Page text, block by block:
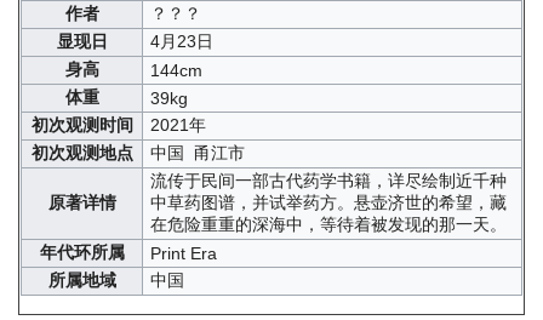
作者
？？？
显现日
4月23日
身高
144cm
体重
39kg
初次观测时间
2021年
初次观测地点
中国 甬江市
原著详情
流传于民间一部古代药学书籍，详尽绘制近千种
中草药图谱，并试举药方。悬壶济世的希望，藏
在危险重重的深海中，等待着被发现的那一天。
年代环所属
Print Era
所属地域
中国